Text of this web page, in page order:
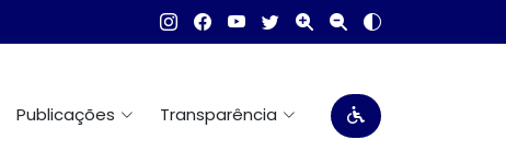
Publicações Transparência